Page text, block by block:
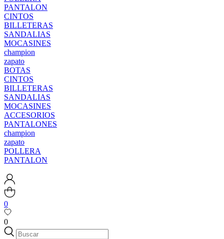
PANTALON
CINTOS
BILLETERAS
SANDALIAS
MOCASINES
champion
zapato
BOTAS
CINTOS
BILLETERAS
SANDALIAS
MOCASINES
ACCESORIOS
PANTALONES
champion
zapato
POLLERA
PANTALON
0
0